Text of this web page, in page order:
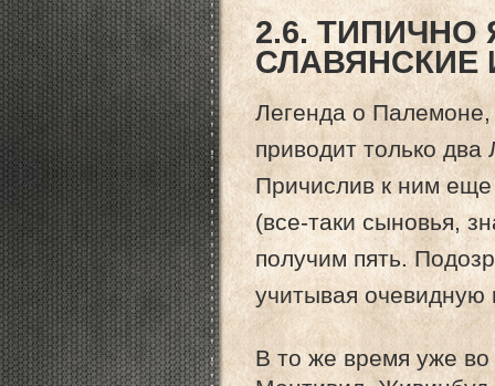
2.6.
СЛАВЯНСКИЕ
Легенда о
приводит только
Причислив к ним
(все-таки сыновья,
получим пять.
учитывая очевидную
В то же время уже во